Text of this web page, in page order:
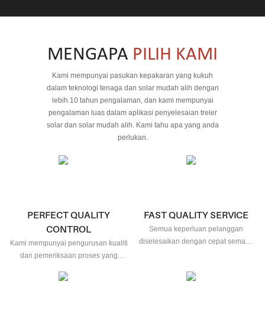
MENGAPA PILIH KAMI
Kami mempunyai pasukan kepakaran yang kukuh
dalam teknologi tenaga dan solar mudah alih dengan
lebih 10 tahun pengalaman, dan kami mempunyai
pengalaman luas dalam aplikasi penyelesaian treler
solar dan solar mudah alih. Kami tahu apa yang anda
perlukan.
PERFECT QUALITY
CONTROL
Kami mempunyai pengurusan kualiti
dan pemeriksaan proses yang
FAST QUALITY SERVICE
Semua keperluan pelanggan
diselesaikan dengan cepat semasa